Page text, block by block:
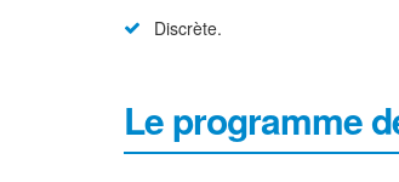
Discrète.
Le programme